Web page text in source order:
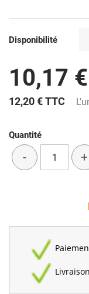
Disponibilité
10,17
12,20 €TTC
Quantité
- +